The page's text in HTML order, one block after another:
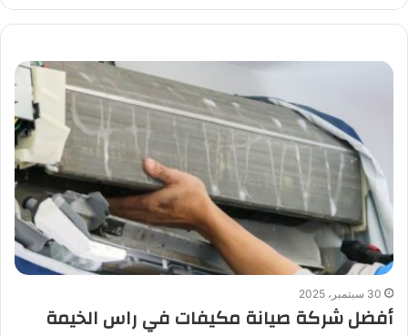
30 سبتمبر، 2025
أفضل شركة صيانة مكيفات في راس الخيمة